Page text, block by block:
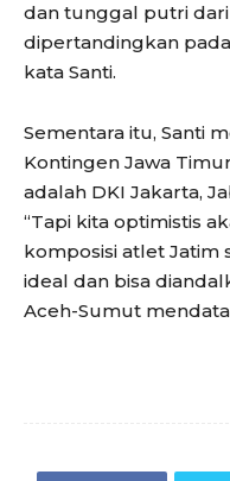
dan tunggal putri
dipertandingkan
kata Santi.
Sementara itu, Santi
Kontingen Jawa
adalah DKI Jakarta,
“Tapi kita optimistis
komposisi atlet Jatim
ideal dan bisa
Aceh-Sumut